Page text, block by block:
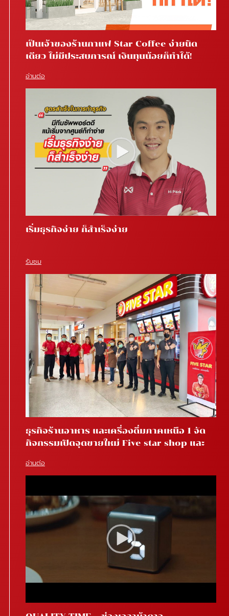
เป็นเจ้าของร้านกาแฟ Star Coffee ง่ายนิด
เดียว ไม่มีประสบการณ์ เงินทุนน้อยก็ทำได้!
อ่านต่อ
เริ่มธุรกิจง่าย ก็สำเร็จง่าย
รับชม
ธุรกิจร้านอาหาร และเครื่องดื่มภาคเหนือ 1 จัด
กิจกรรมเปิดจุดขายใหม่ Five star shop และ
อ่านต่อ